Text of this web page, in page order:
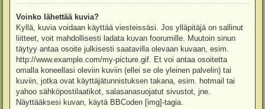
Voinko lähettää kuvia?
Kyllä, kuvia voidaan käyttää viesteissäsi. Jos ylläpitäjä on sallinut
liitteet, voit mahdollisesti ladata kuvan foorumille. Muutoin sinun
täytyy antaa osoite julkisesti saatavilla olevaan kuvaan, esim.
http://www.example.com/my-picture.gif. Et voi antaa osoitetta
omalla koneellasi oleviin kuviin (ellei se ole yleinen palvelin) tai
kuviin, jotka ovat käyttäjätunnistuksen takana, esim. hotmail tai
yahoo sähköpostilaatikot, salasanasuojatut sivustot, jne.
Näyttääksesi kuvan, käytä BBCoden [img]-tagia.